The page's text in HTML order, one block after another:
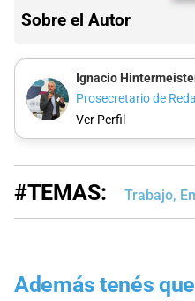
Sobre el Autor
Ignacio
Prosecretario de
Ver Perfil
#TEMAS: Trabajo,
Además tenés